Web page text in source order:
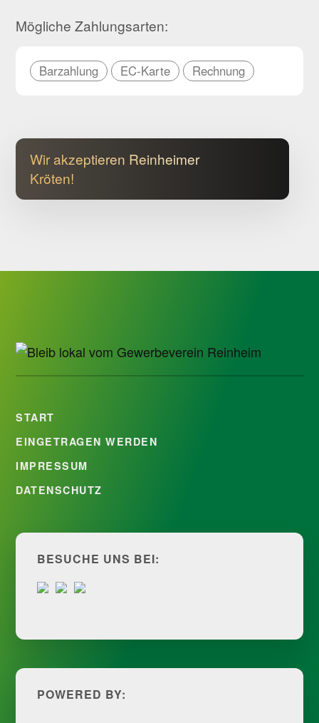
Mögliche Zahlungsarten:
Barzahlung EC-Karte Rechnung
Wir akzeptieren Reinheimer
Kröten!
START
EINGETRAGEN WERDEN
IMPRESSUM
DATENSCHUTZ
BESUCHE UNS BEI:
POWERED BY: